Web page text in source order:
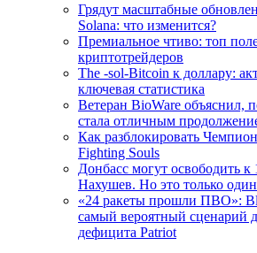
Грядут масштабные
Solana: что изменится?
Премиальное чтиво: топ
криптотрейдеров
The -sol-Bitcoin к доллару:
ключевая статистика
Ветеран BioWare объяснил,
стала отличным
Как разблокировать
Fighting Souls
Донбасс могут освободить к
Нахушев. Но это только
«24 ракеты прошли ПВО»:
самый вероятный сценарий
дефицита Patriot